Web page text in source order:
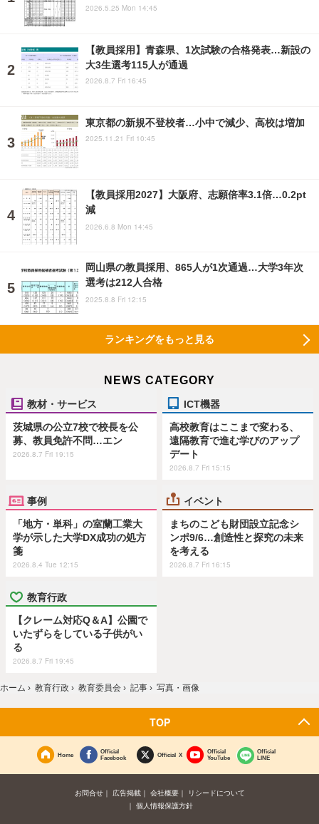
2026.5.25 Mon 14:45
【教員採用】青森県、1次試験の合格発表…新設の
大3生選考115人が通過
2026.8.7 Fri 16:45
東京都の新規不登校者…小中で減少、高校は増加
2025.11.21 Fri 10:45
【教員採用2027】大阪府、志願倍率3.1倍…0.2pt
減
2026.6.8 Mon 14:45
岡山県の教員採用、865人が1次通過…大学3年次
選考は212人合格
2025.8.8 Fri 12:15
ランキングをもっと見る
NEWS CATEGORY
教材・サービス
茨城県の公立7校で校長を公
募、教員免許不問…エン
2026.8.7 Fri 19:15
ICT機器
高校教育はここまで変わる、
遠隔教育で進む学びのアップ
デート
2026.8.7 Fri 15:15
事例
「地方・単科」の室蘭工業大
学が示した大学DX成功の処方
箋
2026.8.4 Tue 12:15
イベント
まちのこども財団設立記念シ
ンポ9/6…創造性と探究の未来
を考える
2026.8.7 Fri 16:15
教育行政
【クレーム対応Q＆A】公園で
いたずらをしている子供がい
る
2026.8.7 Fri 19:45
ホーム › 教育行政 › 教育委員会 › 記事 › 写真・画像
TOP
Home
Official
Facebook
Official X
Official
YouTube
Official
LINE
お問合せ 広告掲載 会社概要
リシードについて
個人情報保護方針